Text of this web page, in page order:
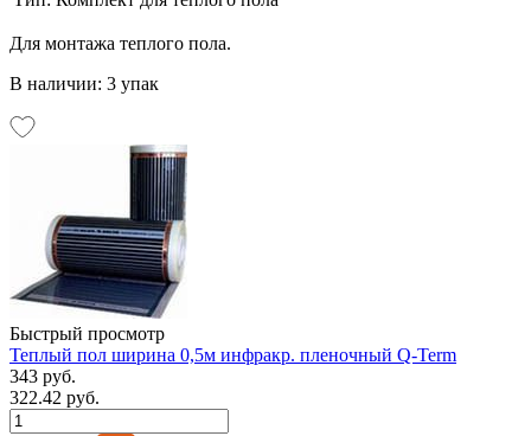
Для монтажа теплого пола.
В наличии: 3 упак
Быстрый просмотр
Теплый пол ширина 0,5м инфракр. пленочный Q-Term
343 руб.
322.42 руб.